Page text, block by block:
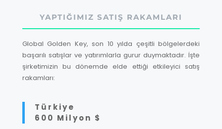
YAPTIĞIMIZ SATIŞ RAKAMLARI
Global Golden Key, son 10 yılda çeşitli bölgelerdeki
başarılı satışlar ve yatırımlarla gurur duymaktadır. İşte
şirketimizin bu dönemde elde ettiği etkileyici satış
rakamları:
Türkiye
600 Milyon $